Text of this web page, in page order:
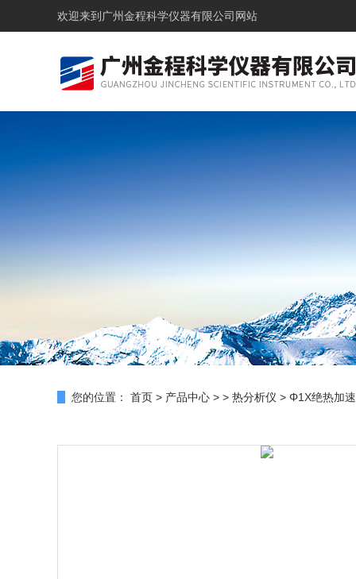
欢迎来到 广州金程科学仪器有限公司网站
您的位置： 首页 > 产品中心 > > 热分析仪 > Φ1X绝热加